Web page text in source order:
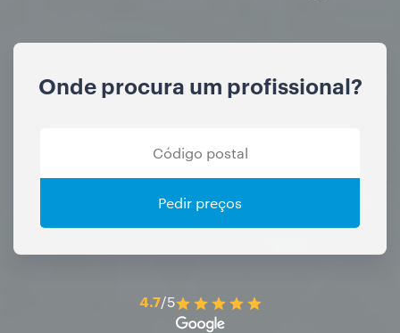
Onde procura um profissional?
Pedir preços
4.7/5